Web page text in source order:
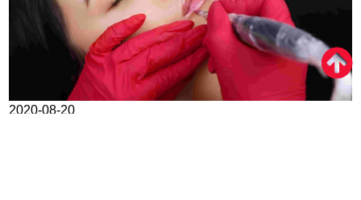
2020-08-20